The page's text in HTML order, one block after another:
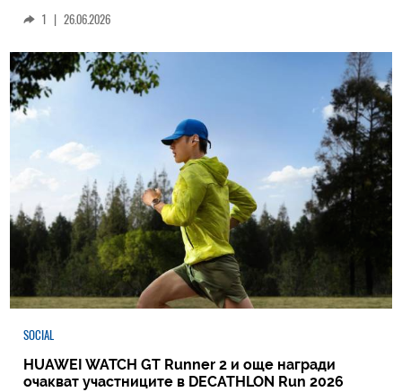
1 | 26.06.2026
SOCIAL
HUAWEI WATCH GT Runner 2 и още награди
очакват участниците в DECATHLON Run 2026